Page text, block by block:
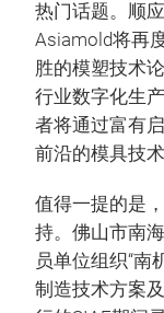
热门话题。顺
Asiamold将再
胜的模塑技术
行业数字化生
者将通过富有
前沿的模具技
值得一提的是
持。佛山市南
员单位组织“南
制造技术方案